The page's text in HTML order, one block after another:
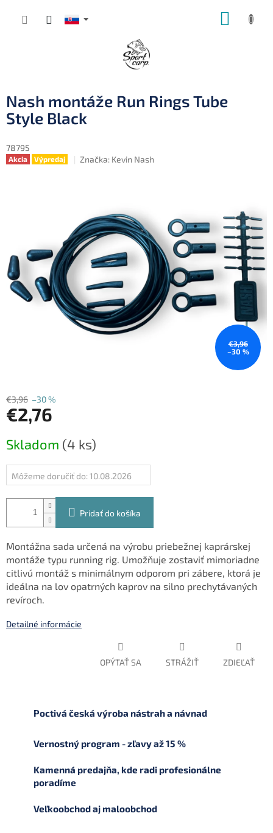
Nash montáže Run Rings Tube
Style Black
78795
Akcia Výpredaj Značka: Kevin Nash
€3,96
–30 %
€3,96 –30 %
€2,76
cena:
Skladom (4 ks)
Môžeme doručiť do: 10.08.2026
Pridať do košíka
Montážna sada určená na výrobu priebežnej kaprárskej
montáže typu running rig. Umožňuje zostaviť mimoriadne
citlivú montáž s minimálnym odporom pri zábere, ktorá je
ideálna na lov opatrných kaprov na silno prechytávaných
revíroch.
Detailné informácie
OPÝTAŤ SA STRÁŽIŤ ZDIEĽAŤ
Poctivá česká výroba nástrah a návnad
Vernostný program - zľavy až 15 %
Kamenná predajňa, kde radi profesionálne
poradíme
Veľkoobchod aj maloobchod